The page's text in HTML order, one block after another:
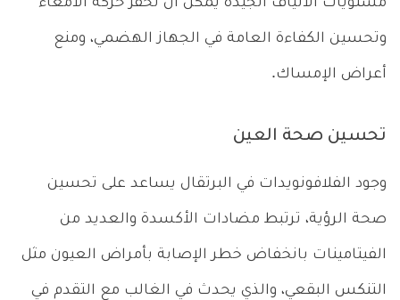
وتحسين الكفاءة العامة في الجهاز الهضمي، ومنع
أعراض الإمساك.
تحسين صحة العين
وجود الفلافونويدات في البرتقال يساعد على تحسين
صحة الرؤية، ترتبط مضادات الأكسدة والعديد من
الفيتامينات بانخفاض خطر الإصابة بأمراض العيون مثل
التنكس البقعي، والذي يحدث في الغالب مع التقدم في